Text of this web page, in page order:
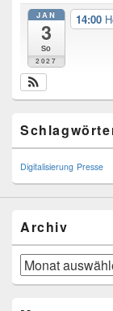
JAN
3
So
2027
14:00
Digitalisierung Presse
Archiv
Archiv